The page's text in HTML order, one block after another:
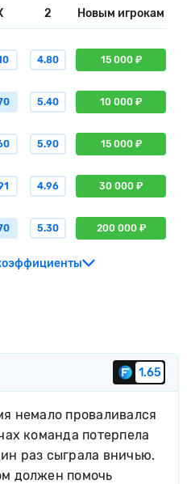
2 Новым игрокам
4.80 15 000 ₽
5.40 10 000 ₽
5.90 15 000 ₽
4.96 30 000 ₽
5.30 200 000 ₽
1.65
немало проваливался
команда потерпела
раз сыграла вничью.
должен помочь